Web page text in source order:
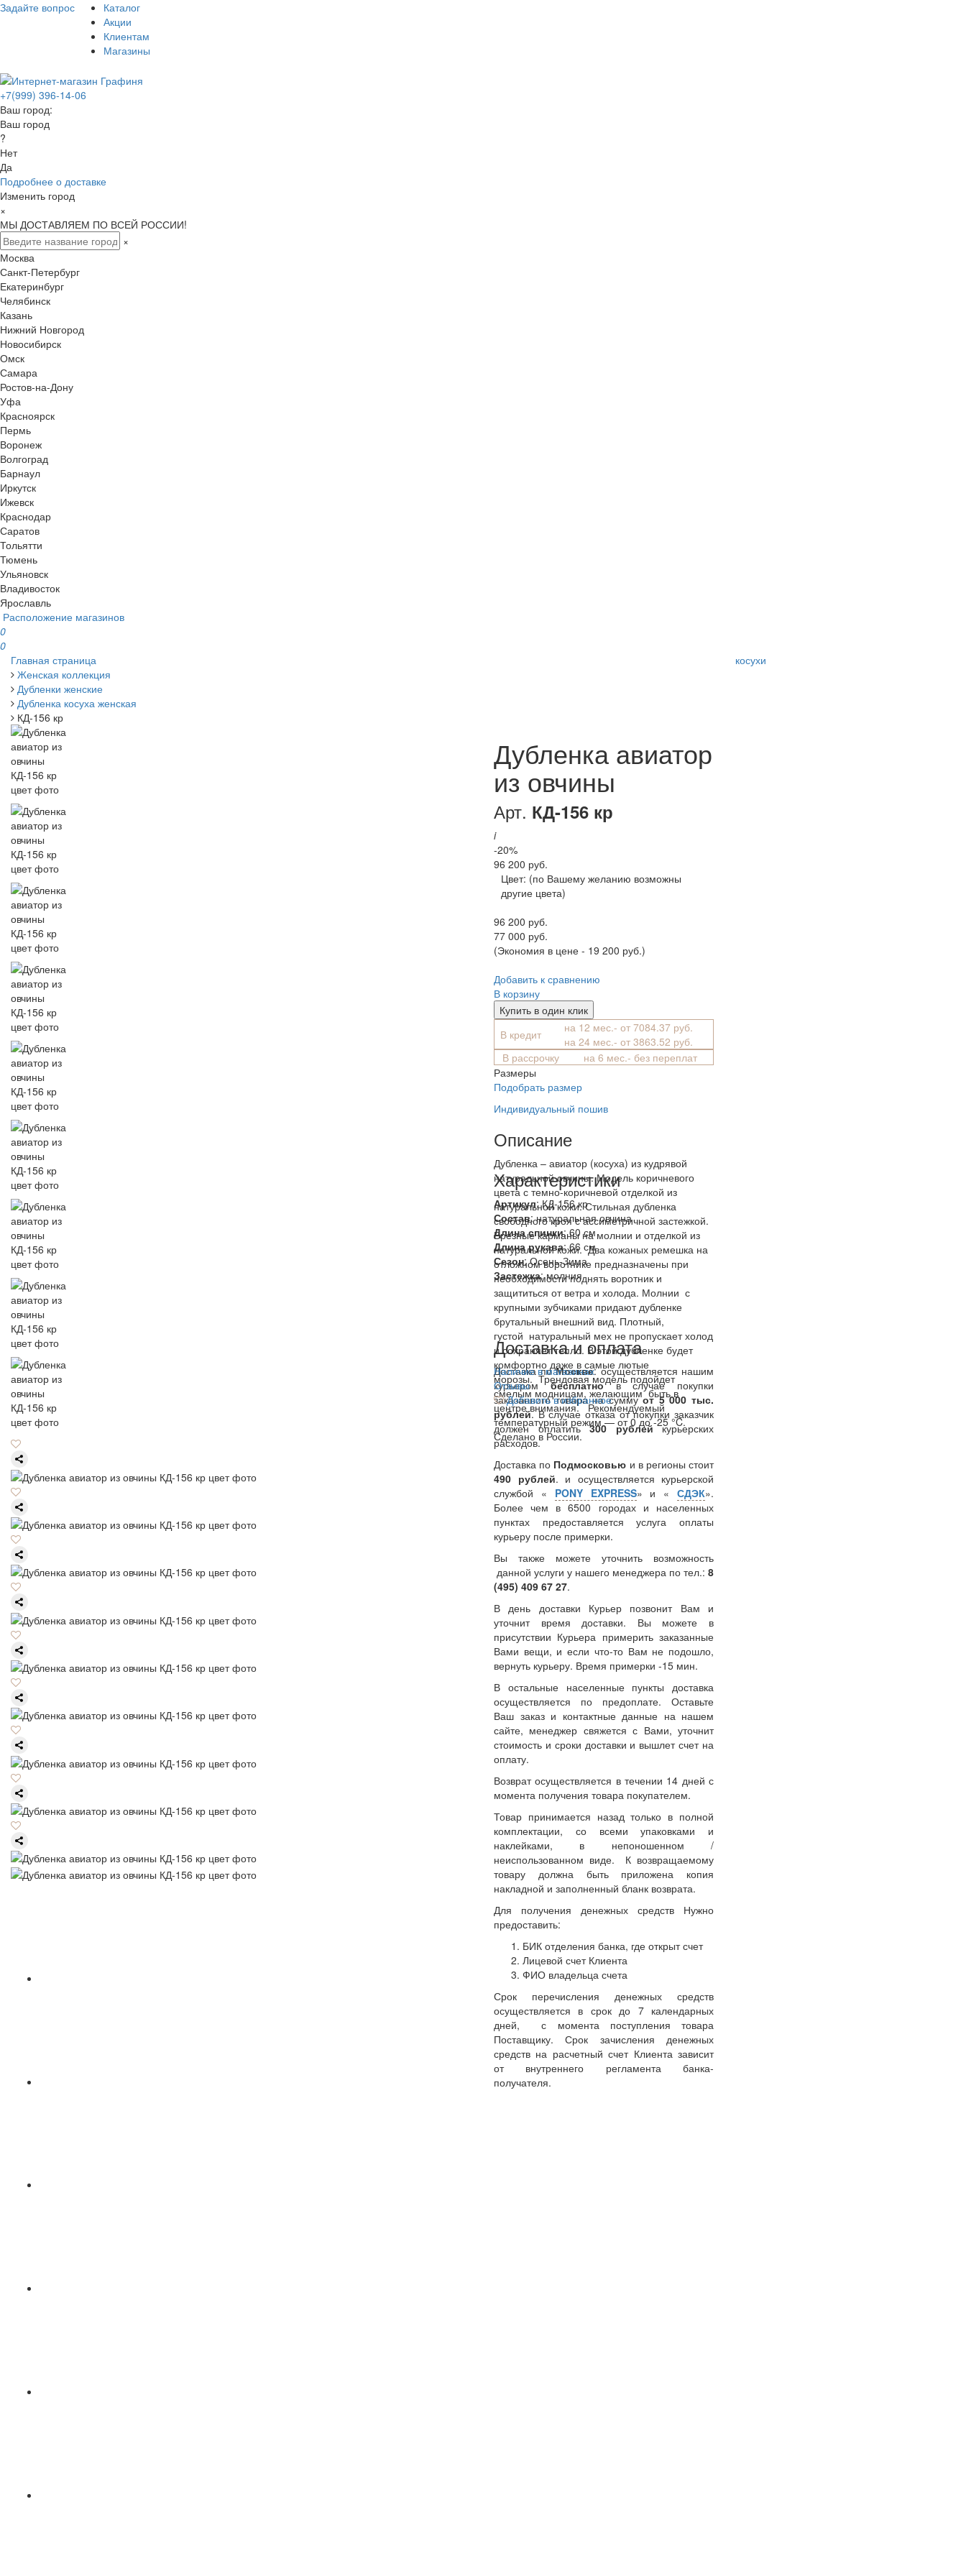
Задайте вопрос
Каталог
Акции
Клиентам
Магазины
+7(999) 396-14-06
Ваш город:
Ваш город
?
Нет
Да
Подробнее о доставке
Изменить город
×
МЫ ДОСТАВЛЯЕМ ПО ВСЕЙ РОССИИ!
×
Москва
Санкт-Петербург
Екатеринбург
Челябинск
Казань
Нижний Новгород
Новосибирск
Омск
Самара
Ростов-на-Дону
Уфа
Красноярск
Пермь
Воронеж
Волгоград
Барнаул
Иркутск
Ижевск
Краснодар
Саратов
Тольятти
Тюмень
Ульяновск
Владивосток
Ярославль
Расположение магазинов
0
0
Главная страница
Женская коллекция
Дубленки женские
Дубленка косуха женская
КД-156 кр
Дубленка авиатор
из овчины
Арт. КД-156 кр
i
-20%
96 200 руб.
Цвет: (по Вашему желанию возможны
другие цвета)
96 200 руб.
77 000 руб.
(Экономия в цене - 19 200 руб.)
Добавить к сравнению
В корзину
Купить в один клик
В кредит
на 12 мес.- от 7084.37 руб.
на 24 мес.- от 3863.52 руб.
В рассрочку
на 6 мес.- без переплат
Размеры
Подобрать размер
Индивидуальный пошив
Описание
Дубленка – авиатор (косуха) из кудрявой
натуральной овчины. Модель коричневого
цвета с темно-коричневой отделкой из
натуральной кожи. Стильная дубленка
свободного кроя с ассиметричной застежкой.
Врезные карманы на молнии и отделкой из
натуральной кожи. Два кожаных ремешка на
отложном воротнике предназначены при
необходимости поднять воротник и
защититься от ветра и холода. Молнии с
крупными зубчиками придают дубленке
брутальный внешний вид. Плотный,
густой натуральный мех не пропускает холод
и сохраняет тепло. В этой дубленке будет
комфортно даже в самые лютые
морозы. Трендовая модель подойдет
смелым модницам, желающим быть в
центре внимания. Рекомендуемый
температурный режим — от 0 до -25 °C.
Сделано в России.
Характеристики
Артикул: КД-156 кр
Состав:натуральная овчина
Длина спинки: 60 см
Длина рукава: 66 см
Сезон: Осень-Зима
Застежка: молния
Доставка и оплата
Доставка поМоскве: осуществляется нашим
курьеромбесплатнов случае покупки
заказанного товара на суммуот 5 000 тыс.
рублей. В случае отказа от покупки заказчик
должен оплатить300рублейкурьерских
расходов.
Доставка по Подмосковью и в регионы стоит
490 рублей. и осуществляется курьерской
службой « PONY EXPRESS» и «СДЭК».
Более чем в 6500 городах и населенных
пунктах предоставляется услуга оплаты
курьеру после примерки.
Вы также можете уточнить возможность
данной услуги у нашего менеджера по тел.: 8
(495) 409 67 27.
В день доставки Курьер позвонит Вам и
уточнит время доставки. Вы можете в
присутствии Курьера примерить заказанные
Вами вещи, и если что-то Вам не подошло,
вернуть курьеру. Время примерки -15 мин.
В остальные населенные пункты доставка
осуществляется по предоплате. Оставьте
Ваш заказ и контактные данные на нашем
сайте, менеджер свяжется с Вами, уточнит
стоимость и сроки доставки и вышлет счет на
оплату.
Возврат осуществляется в течении 14 дней с
момента получения товара покупателем.
Товар принимается назад только в полной
комплектации, со всеми упаковками и
наклейками, в непоношенном /
неиспользованном виде. К возвращаемому
товару должна быть приложена копия
накладной и заполненный бланк возврата.
Для получения денежных средств Нужно
предоставить:
БИК отделения банка, где открыт счет
Лицевой счет Клиента
ФИО владельца счета
Срок перечисления денежных средств
осуществляется в срок до 7 календарных
дней, с момента поступления товара
Поставщику. Срок зачисления денежных
средств на расчетный счет Клиента зависит
от внутреннего регламента банка-
получателя.
Наличие в магазинах
Отзывы
Добавить в избранное
косухи